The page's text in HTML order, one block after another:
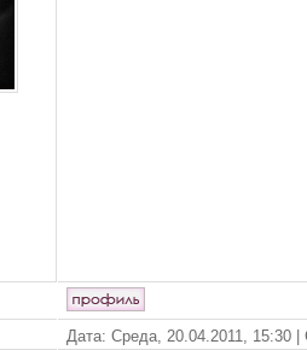
Дата: Среда, 20.04.2011, 15:30